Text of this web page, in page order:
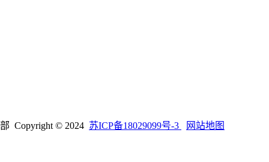
Copyright © 2024 苏ICP备18029099号-3 网站地图